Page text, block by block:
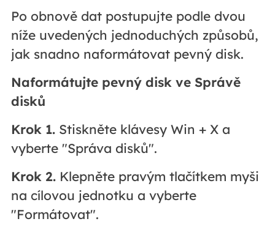
Po obnově dat postupujte podle dvou
níže uvedených jednoduchých způsobů,
jak snadno naformátovat pevný disk.
Naformátujte pevný disk ve Správě
disků
Krok 1.Stiskněte klávesy Win + X a
vyberte "Správa disků".
Krok 2.Klepněte pravým tlačítkem myši
na cílovou jednotku a vyberte
"Formátovat".